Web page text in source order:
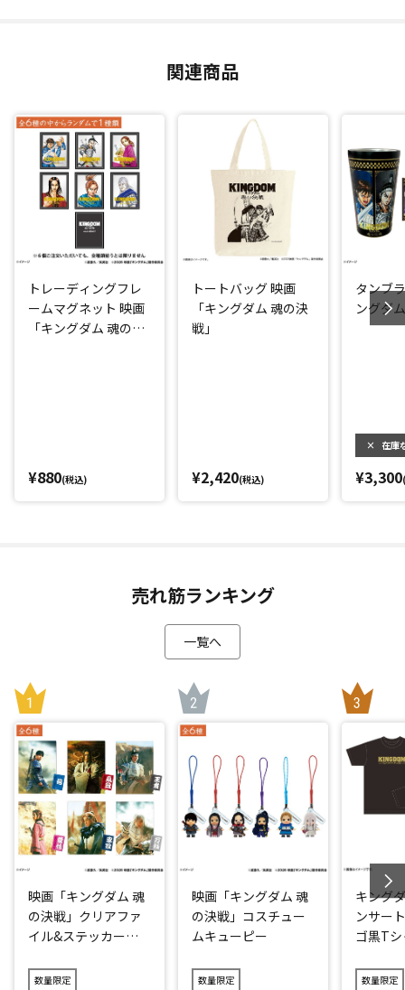
関連商品
トレーディングフレ
ームマグネット 映画
「キングダム 魂の決
¥880(税込)
トートバッグ 映画
「キングダム 魂の決
戦」
¥2,420(税込)
タンブ
ングダ
× 在庫
¥3,300
売れ筋ランキング
一覧へ
映画「キングダム 魂
の決戦」クリアファ
イル&ステッカーセ
数量限定
映画「キングダム 魂
の決戦」コスチュー
ムキューピー
数量限定
キング
ンサー
ゴ黒T
数量限定